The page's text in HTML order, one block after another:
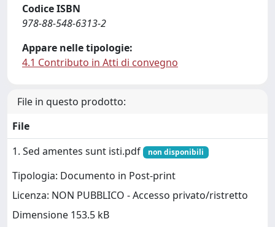
Codice ISBN
978-88-548-6313-2
Appare nelle tipologie:
4.1 Contributo in Atti di convegno
File in questo prodotto:
File
1. Sed amentes sunt isti.pdf
non disponibili
Tipologia: Documento in Post-print
Licenza: NON PUBBLICO - Accesso privato/ristretto
Dimensione 153.5 kB